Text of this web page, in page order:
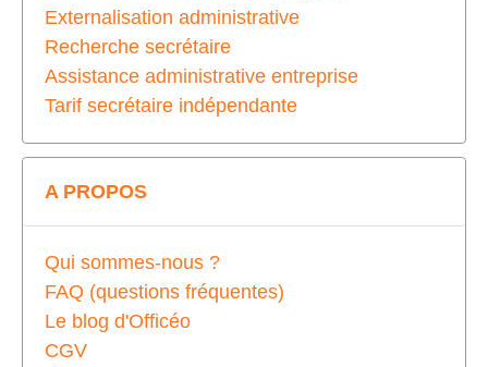
Externalisation administrative
Recherche secrétaire
Assistance administrative entreprise
Tarif secrétaire indépendante
A PROPOS
Qui sommes-nous ?
FAQ (questions fréquentes)
Le blog d'Officéo
CGV